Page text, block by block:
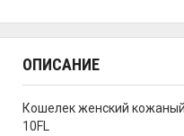
ОПИСАНИЕ
Кошелек женский
10FL